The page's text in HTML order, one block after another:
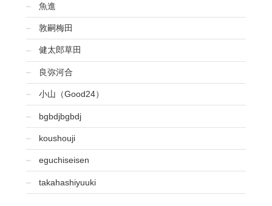
魚進
敦嗣梅田
健太郎草田
良弥河合
小山（Good24）
bgbdjbgbdj
koushouji
eguchiseisen
takahashiyuuki